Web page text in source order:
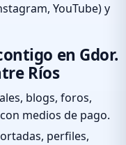
YouTube) y
en Gdor.
Ríos
blogs, foros,
medios de pago.
perfiles,